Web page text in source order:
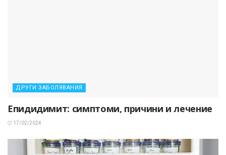
ДРУГИ ЗАБОЛЯВАНИЯ
Епидидимит: симптоми, причини и лечение
17/02/2024